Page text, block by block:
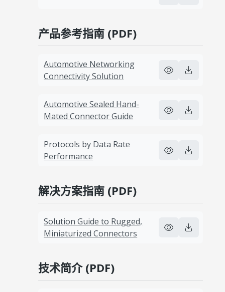
产品参考指南 (PDF)
Automotive Networking
Connectivity Solution
Automotive Sealed Hand-
Mated Connector Guide
Protocols by Data Rate
Performance
解决方案指南 (PDF)
Solution Guide to Rugged,
Miniaturized Connectors
技术简介 (PDF)